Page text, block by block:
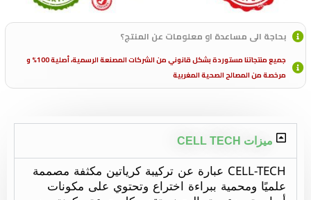
بحاجة الى مساعدة او معلومات عن المنتج؟
جميع منتجاتنا مستوردة بشكل قانوني من الشركات المصنعة الرسمية، أصلية 100% و
مرخصة من المصالح الصحية المغربية
ميزات CELL TECH
CELL-TECH عبارة عن تركيبة كرياتين مكثفة مصممة
علميًا ومحمية ببراءة اختراع وتحتوي على مكونات